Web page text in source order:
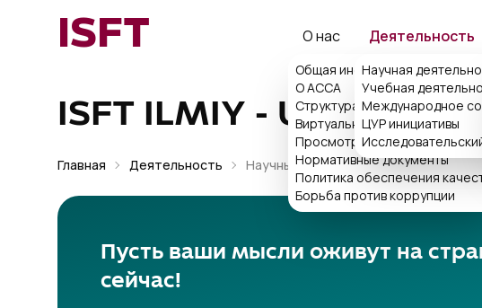
ISFT О нас
Общая информация
О ACCA
Структура
Виртуальная приемная ректора
Просмотр порядка
Нормативные документы
Политика обеспечения
Борьба против коррупции
Деятельность
Научная
Учебная
Международное
ЦУР инициативы
ISFT ILMIY - USLUBIY
Главная Деятельность Научный журнал
Пусть ваши мысли оживут на
сейчас!